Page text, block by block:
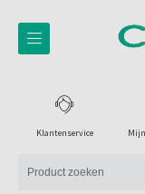
Klantenservice